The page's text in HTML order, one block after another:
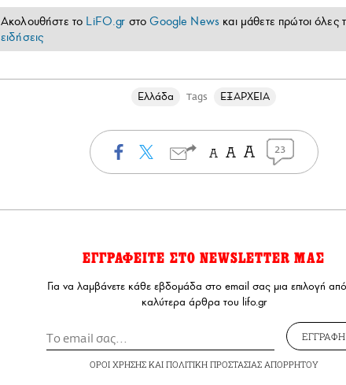
Ακολουθήστε το LiFO.gr στοGoogle News και μάθετε πρώτοι όλες
ειδήσεις
Ελλάδα Tags ΕΞΑΡΧΕΙΑ
23
ΕΓΓΡΑΦΕΙΤΕ ΣΤΟ NEWSLETTER ΜΑΣ
Για να λαμβάνετε κάθε εβδομάδα στο email σας μια επιλογή
καλύτερα άρθρα του lifo.gr
ΕΓΓΡΑΦΗ
ΟΡΟΙ ΧΡΗΣΗΣΚΑΙ ΠΟΛΙΤΙΚΗ ΠΡΟΣΤΑΣΙΑΣ ΑΠΟΡΡΗΤΟΥ